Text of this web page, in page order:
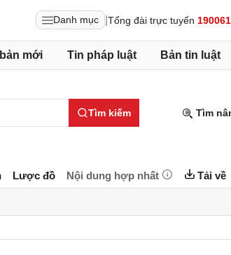
Danh mục Tổng đài trực tuyến
mới Tin pháp luật Bản tin luật
Tìm kiếm Tìm
Lược đồ Nội dung hợp nhất Tải về